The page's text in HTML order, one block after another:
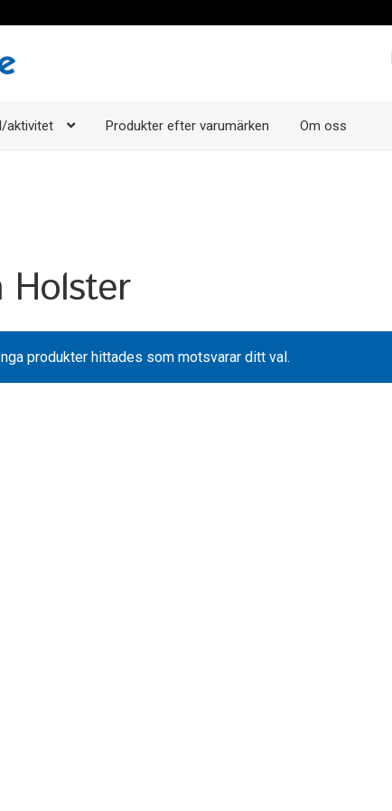
aktivitet Produkter efter varumärken Om oss
Holster
Inga produkter hittades som motsvarar ditt val.